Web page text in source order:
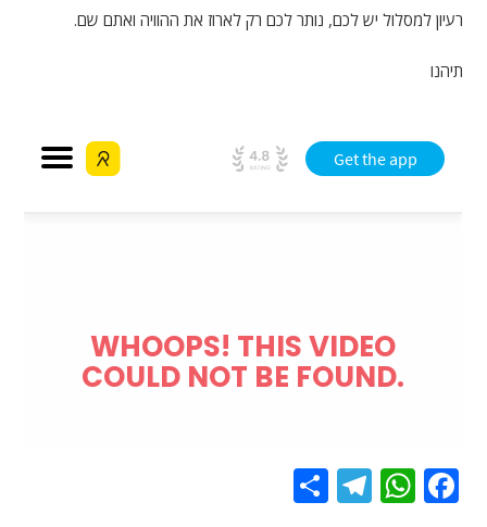
רעיון למסלול יש לכם, נותר לכם רק לארוז את ההוויה ואתם שם.
תיהנו
F
W
T